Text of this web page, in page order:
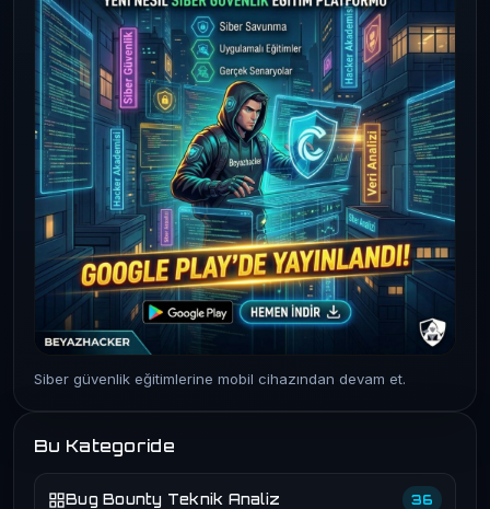
Siber güvenlik eğitimlerine mobil cihazından devam et.
Bu Kategoride
Bug Bounty Teknik Analiz 36